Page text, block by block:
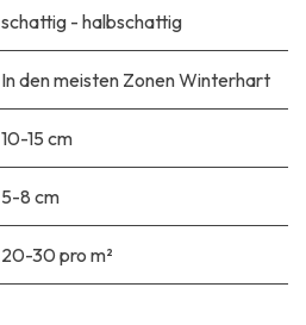
schattig - halbschattig
In den meisten Zonen Winterhart
10-15 cm
5-8 cm
20-30 pro m²